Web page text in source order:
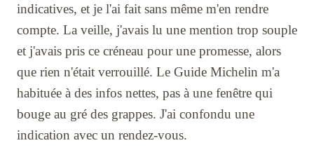
indicatives, et je l'ai fait sans même m'en rendre
compte. La veille, j'avais lu une mention trop souple
et j'avais pris ce créneau pour une promesse, alors
que rien n'était verrouillé. Le Guide Michelin m'a
habituée à des infos nettes, pas à une fenêtre qui
bouge au gré des grappes. J'ai confondu une
indication avec un rendez-vous.